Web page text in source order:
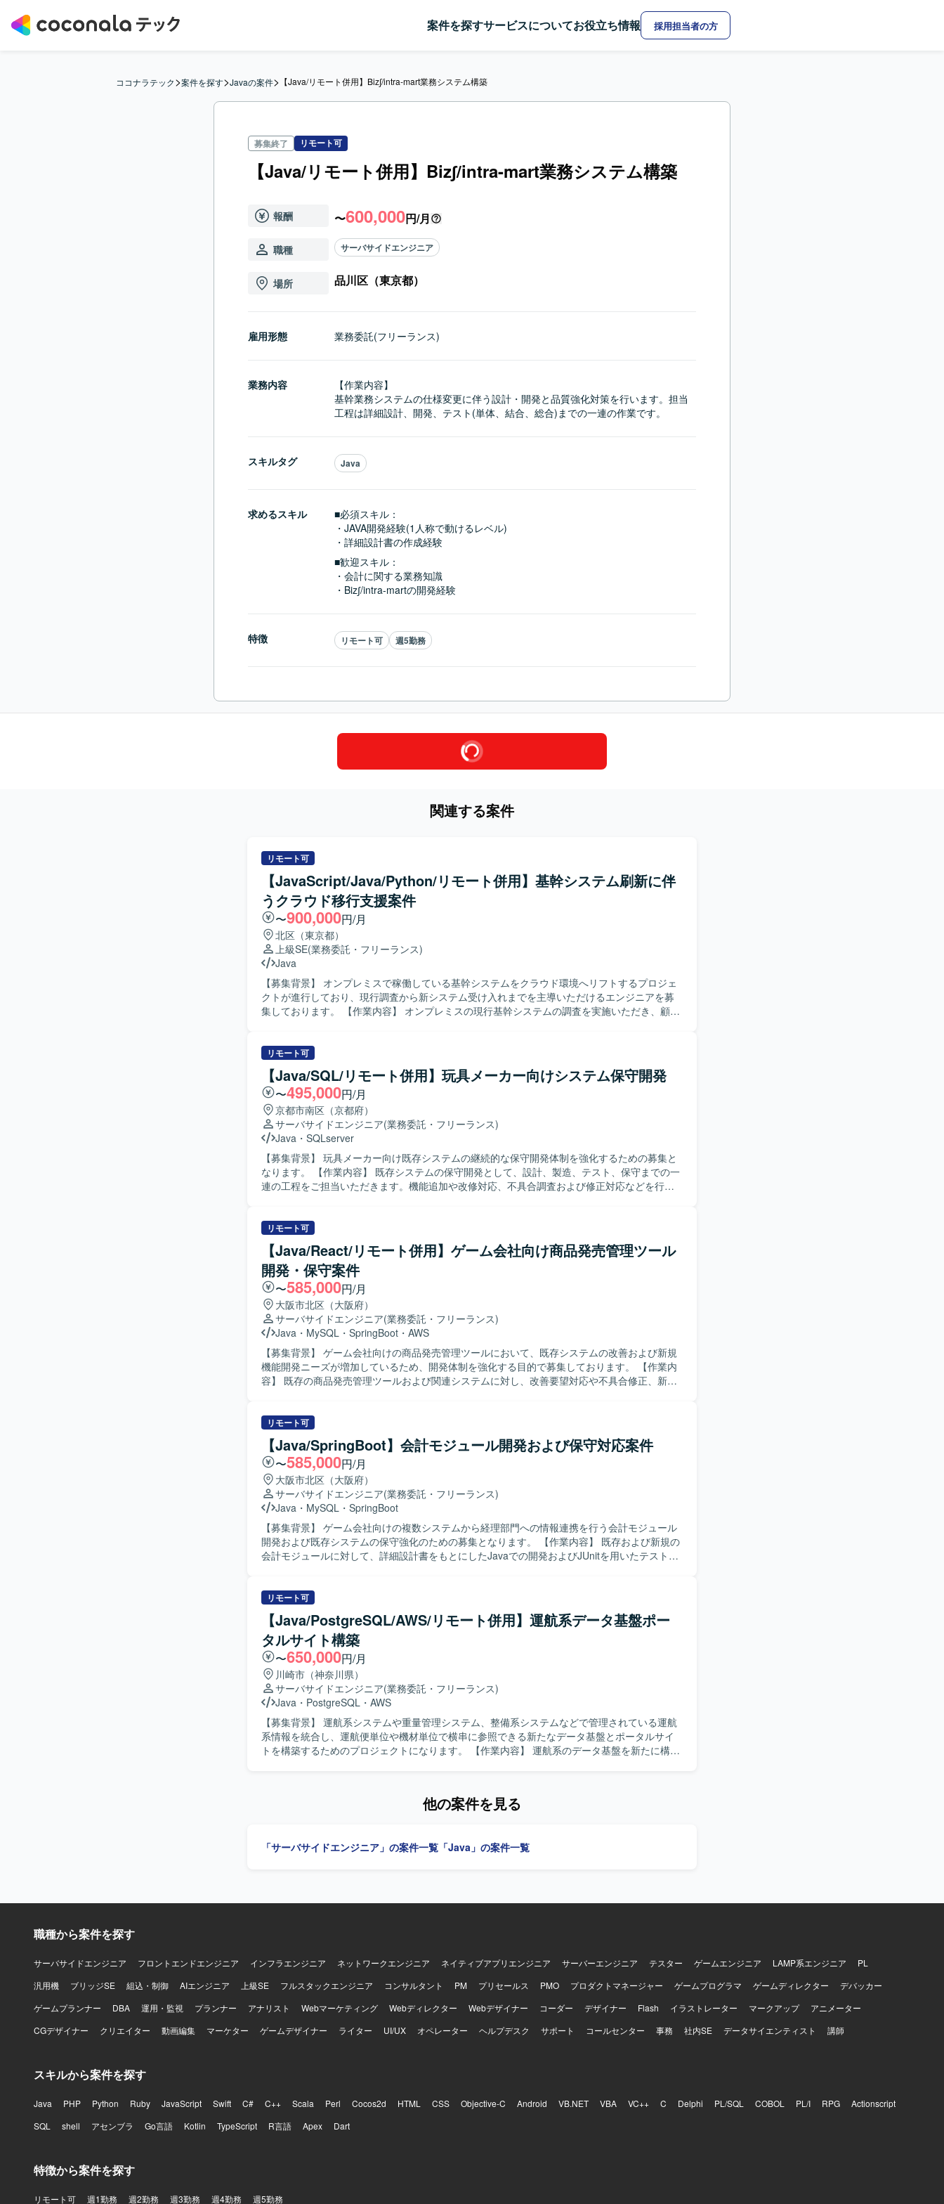
案件を探すサービスについてお役立ち情報 採用担当者の方
ココナラテック>案件を探す>Javaの案件> 【Java/リモート併用】Biz∫/intra-mart業務システム構築
募集終了 リモート可
【Java/リモート併用】Biz∫/intra-mart業務システム構築
報酬 〜600,000円/月
職種 サーバサイドエンジニア
場所 品川区（東京都）
雇用形態 業務委託(フリーランス)
業務内容
【作業内容】
基幹業務システムの仕様変更に伴う設計・開発と品質強化対策を行います。担当
工程は詳細設計、開発、テスト(単体、結合、総合)までの一連の作業です。
スキルタグ Java
求めるスキル
■必須スキル：
・JAVA開発経験(1人称で動けるレベル)
・詳細設計書の作成経験
■歓迎スキル：
・会計に関する業務知識
・Biz∫/intra-martの開発経験
特徴 リモート可 週5勤務
関連する案件
リモート可
【JavaScript/Java/Python/リモート併用】基幹システム刷新に伴
うクラウド移行支援案件
〜900,000円/月
北区（東京都）
上級SE(業務委託・フリーランス)
Java
【募集背景】 オンプレミスで稼働している基幹システムをクラウド環境へリフトするプロジェ
クトが進行しており、現行調査から新システム受け入れまでを主導いただけるエンジニアを募
集しております。 【作業内容】 オンプレミスの現行基幹システムの調査を実施いただき、顧客
ャイル開発の進め方に沿って実施していただきます。また、関連ドキュメントの作成や更新も
対応いただきます。 【求める人物像】 顧客とのコミュニケーションを通じて課題を整理し、自
律的にタスクを推進できる方を求めております。既存資産を理解しながら、新しいクラウド環
境でのシステム像を意識して主体的に提案・改善ができる方にご活躍いただきたいと考えてお
ります。 【ポジションの魅力】 現行基幹システムの調査からクラウド環境への移行まで一連の
工程に関わることができ、上流から実装・レビューまで幅広い経験を積むことができます。オ
フショア開発との連携を通じて、コードレビューや品質担保のノウハウも習得できる環境で
す。 【開発環境】 JavaScript、Java、Pythonを中心としたアジャイル開発体制で、新システム
のソースコードレビューおよび修正対応を行っております。
リモート可
【Java/SQL/リモート併用】玩具メーカー向けシステム保守開発
〜495,000円/月
京都市南区（京都府）
サーバサイドエンジニア(業務委託・フリーランス)
Java ・ SQLserver
【募集背景】 玩具メーカー向け既存システムの継続的な保守開発体制を強化するための募集と
なります。 【作業内容】 既存システムの保守開発として、設計、製造、テスト、保守までの一
連の工程をご担当いただきます。機能追加や改修対応、不具合調査および修正対応などを行っ
がら、長期的に安定して取り組んでいただける方が望ましいです。 【ポジションの魅力】 長期
を前提とした保守開発案件のため、ドメイン知識やシステム構造を深く理解しながら着実にス
キルを高めていただけます。設計から保守まで幅広い工程に携わることで、上流から下流まで
一貫した経験を積むことができます。 【開発環境】 JavaおよびSQLを用いたWeb系システム環
境での開発となります。楽々フレームワークを活用した開発を行う構成となっております。
リモート可
【Java/React/リモート併用】ゲーム会社向け商品発売管理ツール
開発・保守案件
〜585,000円/月
大阪市北区（大阪府）
サーバサイドエンジニア(業務委託・フリーランス)
Java ・ MySQL ・ SpringBoot ・ AWS
【募集背景】 ゲーム会社向けの商品発売管理ツールにおいて、既存システムの改善および新規
機能開発ニーズが増加しているため、開発体制を強化する目的で募集しております。 【作業内
容】 既存の商品発売管理ツールおよび関連システムに対し、改善要望対応や不具合修正、新規
ていただきます。 【求める人物像】 自立して設計から開発、テストまで一貫して対応できる方
を求めております。与えられたタスクに対して主体的に課題を整理し、周囲と連携しながら着
実に推進できる方を歓迎いたします。 【ポジションの魅力】 複数の関連システムに携わること
で、設計から開発、テストまで一連の工程を経験することができます。Javaを中心としつつ、
ReactやTypeScript、AWSなどモダンな技術にも触れられる環境のため、フルスタック志向のス
キルアップが期待できます。 【開発環境】 Java、Spring Boot、JavaScript、React、Next.js、
TypeScript、JUnit、Jest、MySQL、AWS各種サービスを利用したWebアプリケーション開発環
境となります。
リモート可
【Java/SpringBoot】会計モジュール開発および保守対応案件
〜585,000円/月
大阪市北区（大阪府）
サーバサイドエンジニア(業務委託・フリーランス)
Java ・ MySQL ・ SpringBoot
【募集背景】 ゲーム会社向けの複数システムから経理部門への情報連携を行う会計モジュール
開発および既存システムの保守強化のための募集となります。 【作業内容】 既存および新規の
会計モジュールに対して、詳細設計書をもとにしたJavaでの開発およびJUnitを用いたテストを
を進めていただける方を求めております。複数システムを跨いだ対応にも柔軟に取り組める方
が望ましいです。 【ポジションの魅力】 会計領域のモジュール開発を通じて業務知見を深めつ
つ、Webおよびバッチ処理の開発経験を継続的に積むことができます。JavaおよびSpringBoot
による開発経験を拡張できるほか、生成AIを活用した開発にもチャレンジできる可能性があり
ます。 【開発環境】 Java、SpringBoot、MySQL、JUnit を用いたWebおよびバッチ処理の開発
環境となります。
リモート可
【Java/PostgreSQL/AWS/リモート併用】運航系データ基盤ポー
タルサイト構築
〜650,000円/月
川崎市（神奈川県）
サーバサイドエンジニア(業務委託・フリーランス)
Java ・ PostgreSQL ・ AWS
【募集背景】 運航系システムや重量管理システム、整備系システムなどで管理されている運航
系情報を統合し、運航便単位や機材単位で横串に参照できる新たなデータ基盤とポータルサイ
トを構築するためのプロジェクトになります。 【作業内容】 運航系のデータ基盤を新たに構築
にご対応いただきます。構築時にはAI適用の検討にも関与していただきます。 【求める人物
味を持ち、関係者と協調しながら開発を進めていただける方が望ましいです。 【ポジションの
環境】 Java、SQL（PostgreSQL）、AWS、Snowflake、Bluelakeを中心とした環境で開発して
他の案件を見る
「サーバサイドエンジニア」の案件一覧 「Java」の案件一覧
職種から案件を探す
サーバサイドエンジニア フロントエンドエンジニア インフラエンジニア ネットワークエンジニア ネイティブアプリエンジニア サーバーエンジニア テスター ゲームエンジニア LAMP系エンジニア
PL
汎用機
ブリッジSE 組込・制御 AIエンジニア 上級SE フルスタックエンジニア コンサルタント PM プリセールス PMO プロダクトマネージャー ゲームプログラマ ゲームディレクター
デバッカー
ゲームプランナー
DBA 運用・監視 プランナー アナリスト Webマーケティング Webディレクター Webデザイナー コーダー デザイナー Flash イラストレーター マークアップ
アニメーター
CGデザイナー
クリエイター 動画編集 マーケター ゲームデザイナー ライター UI/UX オペレーター ヘルプデスク サポート コールセンター 事務 社内SE データサイエンティスト 講師
スキルから案件を探す
Java PHP Python Ruby JavaScript Swift C# C++ Scala Perl Cocos2d HTML CSS Objective-C Android VB.NET VBA VC++ C Delphi PL/SQL COBOL PL/I RPG
Actionscript
SQL
shell アセンブラ Go言語 Kotlin TypeScript R言語 Apex Dart
特徴から案件を探す
リモート可 週1勤務 週2勤務 週3勤務 週4勤務 週5勤務